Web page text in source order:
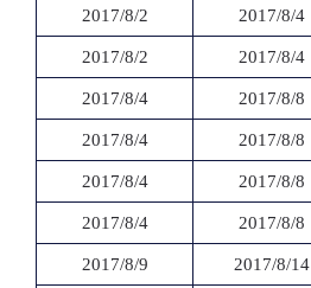
2017/8/2 2017/8/4
2017/8/2 2017/8/4
2017/8/4 2017/8/8
2017/8/4 2017/8/8
2017/8/4 2017/8/8
2017/8/4 2017/8/8
2017/8/9 2017/8/14